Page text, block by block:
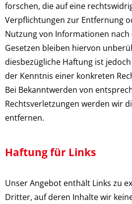
forschen, die auf eine
Verpflichtungen zur Entfernung
Nutzung von Informationen nach
Gesetzen bleiben hiervon
diesbezügliche Haftung ist
der Kenntnis einer konkreten
Bei Bekanntwerden von
Rechtsverletzungen werden wir
entfernen.
Haftung für Links
Unser Angebot enthält Links zu
Dritter, auf deren Inhalte wir